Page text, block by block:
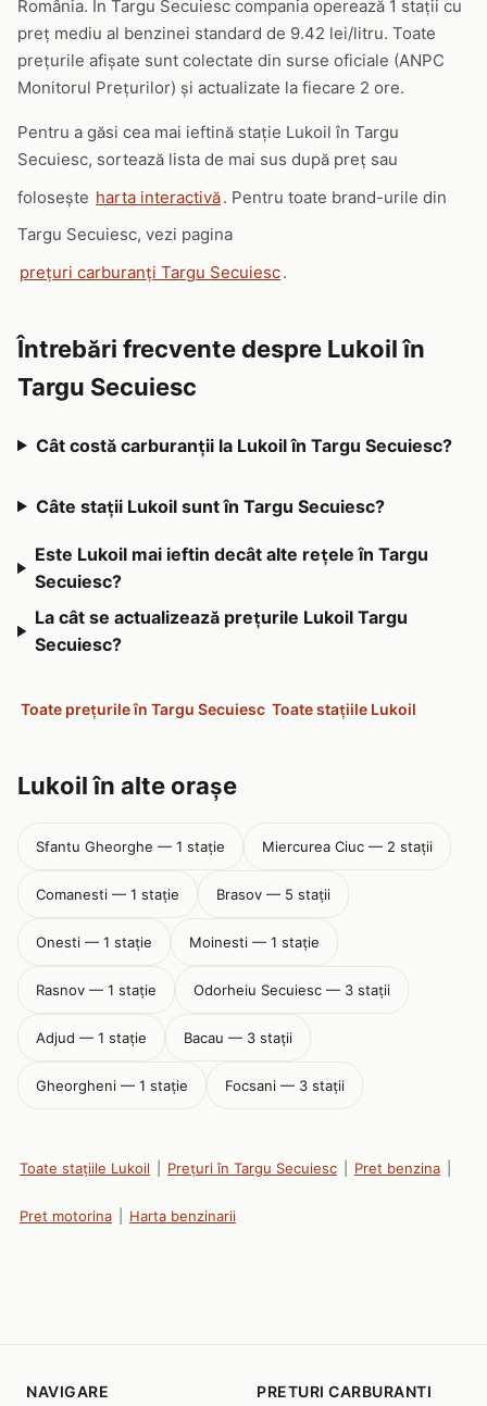
România. În Targu Secuiesc compania operează 1 stații cu
preț mediu al benzinei standard de 9.42 lei/litru. Toate
prețurile afișate sunt colectate din surse oficiale (ANPC
Monitorul Prețurilor) și actualizate la fiecare 2 ore.
Pentru a găsi cea mai ieftină stație Lukoil în Targu
Secuiesc, sortează lista de mai sus după preț sau
folosește harta interactivă. Pentru toate brand-urile din
Targu Secuiesc, vezi pagina
prețuri carburanți Targu Secuiesc.
Întrebări frecvente despre Lukoil în
Targu Secuiesc
Cât costă carburanții la Lukoil în Targu Secuiesc?
Câte stații Lukoil sunt în Targu Secuiesc?
Este Lukoil mai ieftin decât alte rețele în Targu
Secuiesc?
La cât se actualizează prețurile Lukoil Targu
Secuiesc?
Toate prețurile în Targu Secuiesc Toate stațiile Lukoil
Lukoil în alte orașe
Sfantu Gheorghe — 1 stație Miercurea Ciuc — 2 stații
Comanesti — 1 stație Brasov — 5 stații
Onesti — 1 stație Moinesti — 1 stație
Rasnov — 1 stație Odorheiu Secuiesc — 3 stații
Adjud — 1 stație Bacau — 3 stații
Gheorgheni — 1 stație Focsani — 3 stații
Toate stațiile Lukoil Prețuri în Targu Secuiesc Pret benzina
Pret motorina Harta benzinarii
NAVIGARE PRETURI CARBURANTI